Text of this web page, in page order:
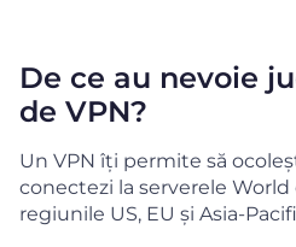
De ce au nevoie
de VPN?
Un VPN îți permite să
conectezi la serverele World
regiunile US, EU și Asia-